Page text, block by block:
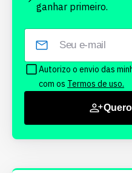
ganhar primeiro.
Autorizo o envio das
com os Termos de uso.